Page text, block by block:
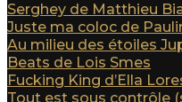
Serghey de Matthieu
Juste ma coloc de
Au milieu des étoiles
Beats de Lois Smes
Fucking King d’Ella
Tout est sous contrôle